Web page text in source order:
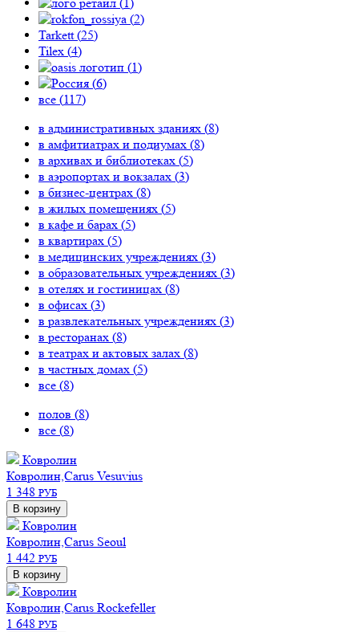
(2)
Tarkett (25)
Tilex (4)
(1)
(6)
все (117)
в административных зданиях (8)
в амфитиатрах и подиумах (8)
в архивах и библиотеках (5)
в аэропортах и вокзалах (3)
в бизнес-центрах (8)
в жилых помещениях (5)
в кафе и барах (5)
в квартирах (5)
в медицинских учреждениях (3)
в образовательных учреждениях (3)
в отелях и гостиницах (8)
в офисах (3)
в развлекательных учреждениях (3)
в ресторанах (8)
в театрах и актовых залах (8)
в частных домах (5)
все (8)
полов (8)
все (8)
Ковролин
Ковролин,Carus Vesuvius
1 348 РУБ
В корзину
Ковролин
Ковролин,Carus Seoul
1 442 РУБ
В корзину
Ковролин
Ковролин,Carus Rockefeller
1 648 РУБ